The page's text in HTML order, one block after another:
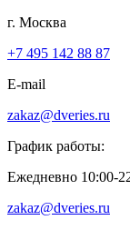
г. Москва
+7 495 142 88 87
E-mail
zakaz@dveries.ru
График работы:
Ежедневно 10:00-
zakaz@dveries.ru